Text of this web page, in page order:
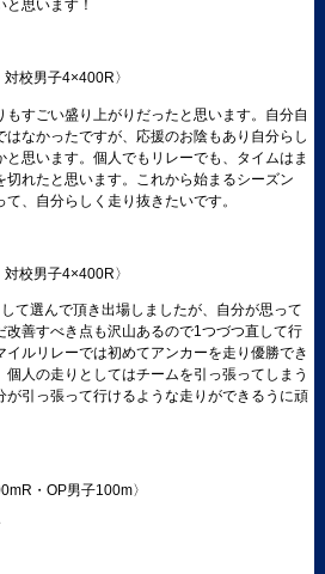
思います！
校男子4×400R〉
すごい盛り上がりだったと思います。自分自
なかったですが、応援のお陰もあり自分らし
と思います。個人でもリレーでも、タイムはま
れたと思います。これから始まるシーズン
、自分らしく走り抜きたいです。
校男子4×400R〉
て選んで頂き出場しましたが、自分が思って
改善すべき点も沢山あるので1つづつ直して行
ルリレーでは初めてアンカーを走り優勝でき
人の走りとしてはチームを引っ張ってしまう
が引っ張って行けるような走りができるうに頑
・OP男子100m〉